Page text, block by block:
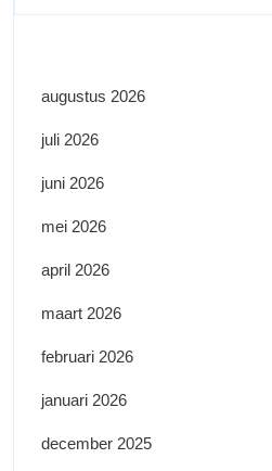
augustus 2026
juli 2026
juni 2026
mei 2026
april 2026
maart 2026
februari 2026
januari 2026
december 2025